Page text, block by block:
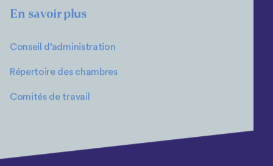
En savoir plus
Conseil d’administration
Répertoire des chambres
Comités de travail